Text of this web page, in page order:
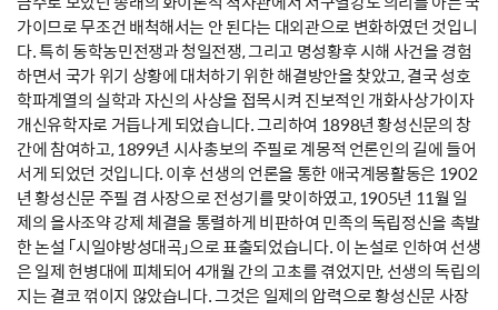
가이므로 무조건 배척해서는 안 된다는 대외관으로 변화하였던 것입니
다. 특히 동학농민전쟁과 청일전쟁, 그리고 명성황후 시해 사건을 경험
하면서 국가 위기 상황에 대처하기 위한 해결방안을 찾았고, 결국 성호
학파계열의 실학과 자신의 사상을 접목시켜 진보적인 개화사상가이자
개신유학자로 거듭나게 되었습니다. 그리하여 1898년 황성신문의 창
간에 참여하고, 1899년 시사총보의 주필로 계몽적 언론인의 길에 들어
서게 되었던 것입니다. 이후 선생의 언론을 통한 애국계몽활동은 1902
년 황성신문 주필 겸 사장으로 전성기를 맞이하였고, 1905년 11월 일
제의 을사조약 강제 체결을 통렬하게 비판하여 민족의 독립정신을 촉발
한 논설 「시일야방성대곡」으로 표출되었습니다. 이 논설로 인하여 선생
은 일제 헌병대에 피체되어 4개월 간의 고초를 겪었지만, 선생의 독립의
지는 결코 꺾이지 않았습니다. 그것은 일제의 압력으로 황성신문 사장